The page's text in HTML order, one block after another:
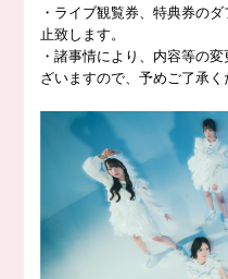
・ライブ観覧券、特典券の
止致します。
・諸事情により、内容等の
ざいますので、予めご了承く